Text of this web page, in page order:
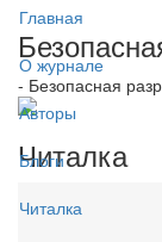
Главная
О журнале
Авторы
Блоги
Читалка
- Безопасная
Читалка